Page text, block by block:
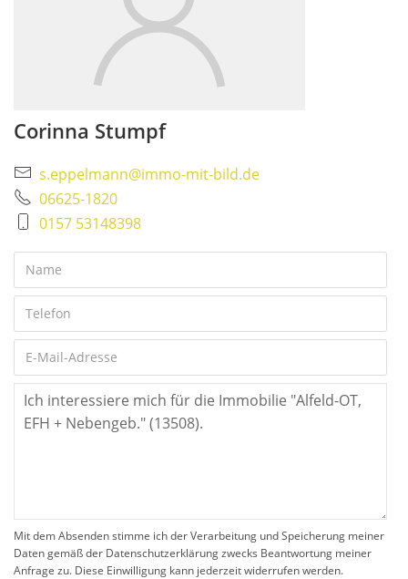
Corinna Stumpf
s.eppelmann@immo-mit-bild.de
06625-1820
0157 53148398
Mit dem Absenden stimme ich der Verarbeitung und Speicherung meiner
Daten gemäß der Datenschutzerklärung zwecks Beantwortung meiner
Anfrage zu. Diese Einwilligung kann jederzeit widerrufen werden.